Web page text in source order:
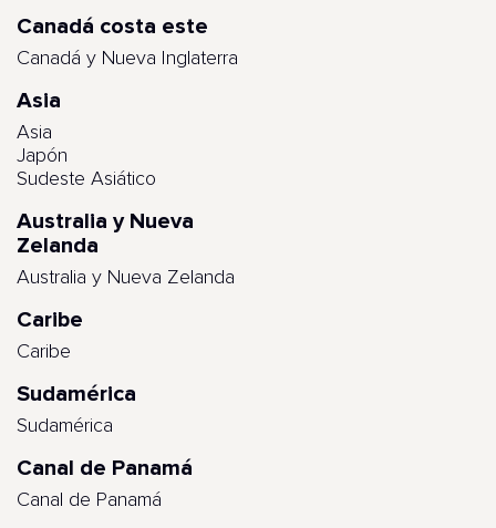
Canadá costa este
Canadá y Nueva Inglaterra
Asia
Asia
Japón
Sudeste Asiático
Australia y Nueva
Zelanda
Australia y Nueva Zelanda
Caribe
Caribe
Sudamérica
Sudamérica
Canal de Panamá
Canal de Panamá